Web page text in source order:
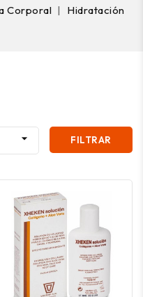
Corporal
Hidratación
 FILTRAR